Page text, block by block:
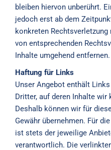
bleiben hiervon unberührt.
jedoch erst ab dem
konkreten
von entsprechenden
Inhalte umgehend entfernen.
Haftung für Links
Unser Angebot enthält
Dritter, auf deren Inhalte wir
Deshalb können wir für
Gewähr übernehmen. Für
ist stets der jeweilige
verantwortlich. Die